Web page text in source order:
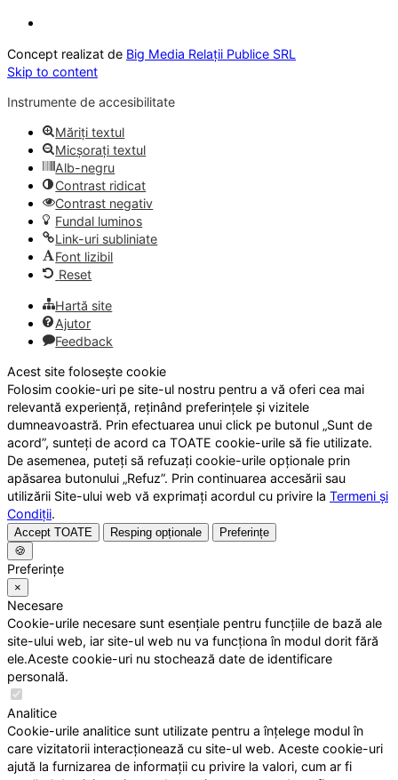
Concept realizat de Big Media Relații Publice SRL
Skip to content
Instrumente de accesibilitate
Măriți textul
Micșorați textul
Alb-negru
Contrast ridicat
Contrast negativ
Fundal luminos
Link-uri subliniate
Font lizibil
Reset
Hartă site
Ajutor
Feedback
Acest site folosește cookie
Folosim cookie-uri pe site-ul nostru pentru a vă oferi cea mai
relevantă experiență, reținând preferințele și vizitele
dumneavoastră. Prin efectuarea unui click pe butonul „Sunt de
acord”, sunteți de acord ca TOATE cookie-urile să fie utilizate.
De asemenea, puteți să refuzați cookie-urile opționale prin
apăsarea butonului „Refuz”. Prin continuarea accesării sau
utilizării Site-ului web vă exprimați acordul cu privire la Termeni și
Condiții.
Accept TOATE Resping opționale
Preferințe
🍪
Preferințe
×
Necesare
Cookie-urile necesare sunt esențiale pentru funcțiile de bază ale
site-ului web, iar site-ul web nu va funcționa în modul dorit fără
ele.Aceste cookie-uri nu stochează date de identificare
personală.
Analitice
Cookie-urile analitice sunt utilizate pentru a înțelege modul în
care vizitatorii interacționează cu site-ul web. Aceste cookie-uri
ajută la furnizarea de informații cu privire la valori, cum ar fi